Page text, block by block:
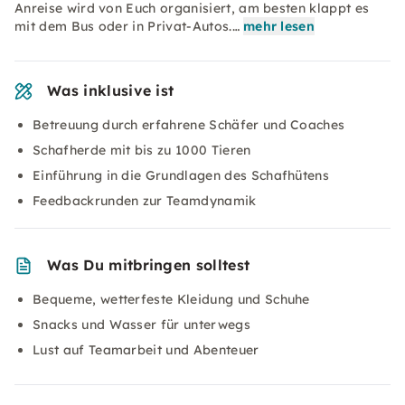
Anreise wird von Euch organisiert, am besten klappt es
mit dem Bus oder in Privat-Autos.… mehr lesen
Was inklusive ist
Betreuung durch erfahrene Schäfer und Coaches
Schafherde mit bis zu 1000 Tieren
Einführung in die Grundlagen des Schafhütens
Feedbackrunden zur Teamdynamik
Was Du mitbringen solltest
Bequeme, wetterfeste Kleidung und Schuhe
Snacks und Wasser für unterwegs
Lust auf Teamarbeit und Abenteuer